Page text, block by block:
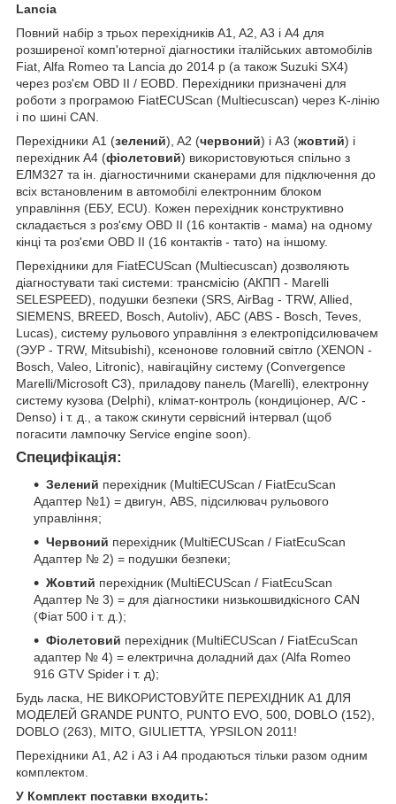
Lancia
Повний набір з трьох перехідників A1, A2, A3 і А4 для
розширеної комп'ютерної діагностики італійських автомобілів
Fiat, Alfa Romeo та Lancia до 2014 р (а також Suzuki SX4)
через роз'єм OBD II / EOBD. Перехідники призначені для
роботи з програмою FiatECUScan (Multiecuscan) через K-лінію
і по шині CAN.
Перехідники A1 (зелений), A2 (червоний) і A3 (жовтий) і
перехідник A4 (фіолетовий) використовуються спільно з
ЕЛМ327 та ін. діагностичними сканерами для підключення до
всіх встановленим в автомобілі електронним блоком
управління (ЕБУ, ECU). Кожен перехідник конструктивно
складається з роз'єму OBD II (16 контактів - мама) на одному
кінці та роз'єми OBD II (16 контактів - тато) на іншому.
Перехідники для FiatECUScan (Multiecuscan) дозволяють
діагностувати такі системи: трансмісію (АКПП - Marelli
SELESPEED), подушки безпеки (SRS, AirBag - TRW, Allied,
SIEMENS, BREED, Bosch, Autoliv), АБС (ABS - Bosch, Teves,
Lucas), систему рульового управління з електропідсилювачем
(ЭУР - TRW, Mitsubishi), ксенонове головний світло (XENON -
Bosch, Valeo, Litronic), навігаційну систему (Convergence
Marelli/Microsoft C3), приладову панель (Marelli), електронну
систему кузова (Delphi), клімат-контроль (кондиціонер, A/C -
Denso) і т. д., а також скинути сервісний інтервал (щоб
погасити лампочку Service engine soon).
Специфікація:
Зелений перехідник (MultiECUScan / FiatEcuScan
Адаптер №1) = двигун, ABS, підсилювач рульового
управління;
Червоний перехідник (MultiECUScan / FiatEcuScan
Адаптер № 2) = подушки безпеки;
Жовтий перехідник (MultiECUScan / FiatEcuScan
Адаптер № 3) = для діагностики низькошвидкісного CAN
(Фіат 500 і т. д.);
Фіолетовий перехідник (MultiECUScan / FiatEcuScan
адаптер № 4) = електрична доладний дах (Аlfa Romeo
916 GTV Spider і т. д);
Будь ласка, НЕ ВИКОРИСТОВУЙТЕ ПЕРЕХІДНИК A1 ДЛЯ
МОДЕЛЕЙ GRANDE PUNTO, PUNTO EVO, 500, DOBLO (152),
DOBLO (263), MITO, GIULIETTA, YPSILON 2011!
Перехідники A1, A2 і A3 і А4 продаються тільки разом одним
комплектом.
У Комплект поставки входить: